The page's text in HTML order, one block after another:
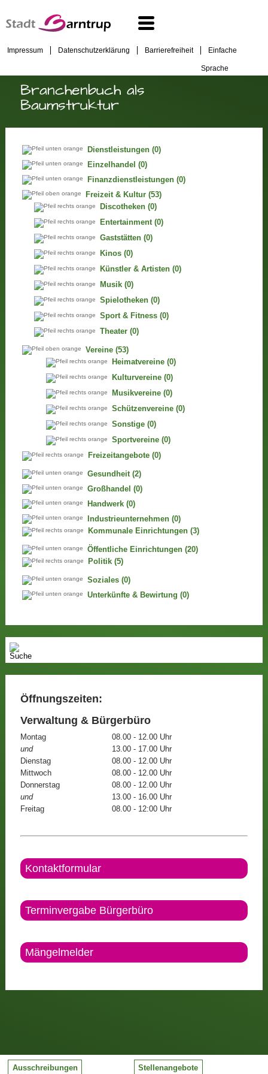
Impressum Datenschutzerklärung Barrierefreiheit Einfache
Sprache
Branchenbuch als
Baumstruktur
Dienstleistungen (0)
Einzelhandel (0)
Finanzdienstleistungen (0)
Freizeit & Kultur (53)
Discotheken (0)
Entertainment (0)
Gaststätten (0)
Kinos (0)
Künstler & Artisten (0)
Musik (0)
Spielotheken (0)
Sport & Fitness (0)
Theater (0)
Vereine (53)
Heimatvereine (0)
Kulturvereine (0)
Musikvereine (0)
Schützenvereine (0)
Sonstige (0)
Sportvereine (0)
Freizeitangebote (0)
Gesundheit (2)
Großhandel (0)
Handwerk (0)
Industrieunternehmen (0)
Kommunale Einrichtungen (3)
Öffentliche Einrichtungen (20)
Politik (5)
Soziales (0)
Unterkünfte & Bewirtung (0)
Öffnungszeiten:
Verwaltung & Bürgerbüro
Montag
08.00 - 12.00 Uhr
und
13.00 - 17.00 Uhr
Dienstag
08.00 - 12.00 Uhr
Mittwoch
08.00 - 12.00 Uhr
Donnerstag
08.00 - 12.00 Uhr
und
13.00 - 16.00 Uhr
Freitag
08.00 - 12:00 Uhr
Kontaktformular
Terminvergabe Bürgerbüro
Mängelmelder
Ausschreibungen Stellenangebote